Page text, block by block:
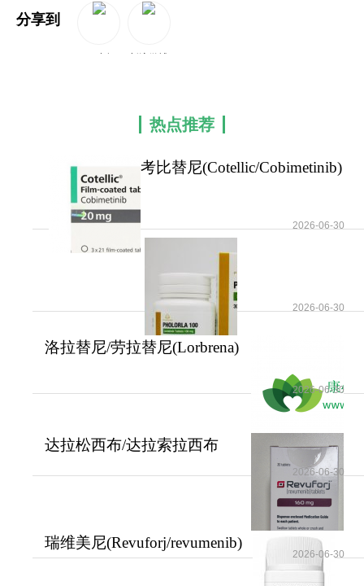
生存期。
的适应症和用药规范，从基因检测、剂量选择，到
不良反应监测、药物相互作用规避，每一个环节都
需严格遵从医嘱。如有需要，请咨询康必行海外医
疗医学顾问：4006-130-650或扫码添加下方微信，
我们将竭诚为您服务！
更多药品详情请访问
https://www.kangbixing.com/drug/kaobitini/
一对一客服专业解答
"扫一扫添加官方微信 咨询解答更便捷"
分享到
热点推荐
考比替尼(Cotellic/Cobimetinib)
2026-06-30
洛拉替尼/劳拉替尼(Lorbrena)
2026-06-30
达拉松西布/达拉索拉西布
2026-06-30
瑞维美尼(Revuforj/revumenib)
可显著改善机
2026-06-30
2026-06-30